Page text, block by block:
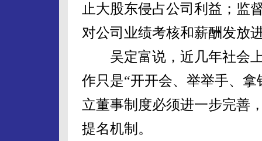
止大股东侵占公司利益；监
对公司业绩考核和薪酬发放
吴定富说，近几年社会上
作只是“开开会、举举手、
立董事制度必须进一步完善
提名机制。